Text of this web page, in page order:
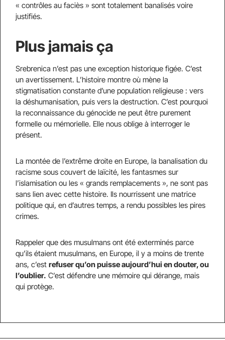
« contrôles au faciès » sont totalement banalisés voire
justifiés.
Plus jamais ça
Srebrenica n’est pas une exception historique figée. C’est
un avertissement. L’histoire montre où mène la
stigmatisation constante d’une population religieuse : vers
la déshumanisation, puis vers la destruction. C’est pourquoi
la reconnaissance du génocide ne peut être purement
formelle ou mémorielle. Elle nous oblige à interroger le
présent.
La montée de l’extrême droite en Europe, la banalisation du
racisme sous couvert de laïcité, les fantasmes sur
l’islamisation ou les « grands remplacements », ne sont pas
sans lien avec cette histoire. Ils nourrissent une matrice
politique qui, en d’autres temps, a rendu possibles les pires
crimes.
Rappeler que des musulmans ont été exterminés parce
qu’ils étaient musulmans, en Europe, il y a moins de trente
ans, c’est refuser qu’on puisse aujourd’hui en douter, ou
l’oublier. C’est défendre une mémoire qui dérange, mais
qui protège.